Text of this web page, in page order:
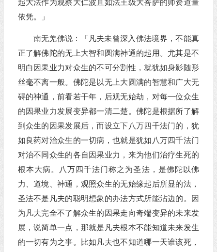
起大法作为观察大仁波且如法王级大菩萨的师资道量
依凭。」
南无羌佛说：「凡夫未曾深入佛法境界，不能真
正了解佛陀的无上大智和圆满神通的起用。尤其是不
明白因果业力对众生的不可分割性，就犹如身影随形
丝毫不离一般。佛陀是以无上大圆满的智慧和广大无
碍的神通，前看若干年，后观无始劫，对每一位众生
的因果业力发展变异都一清二楚。佛陀是根据所了解
到众生的因果发展后，而设立下八万四千法门的，犹
如良药对治众生的一切病，也就是犹如八万四千法门
对治不同众生的各自因果业力，来为他们治疗生死的
根本大病。八万四千法门称之为圣法，是佛陀以佛
力、道境、神通，观照众生的无始缘起后所显的法，
圣法不是凡夫的聪明想象的办法方式所能沾边的。因
为凡夫完全不了解众生的因果走向奇端变异的未来发
展，说简单一点，那就是凡夫根本不能知道未来发生
的一切有为之事。比如凡夫也不知道哪一天谁该死，